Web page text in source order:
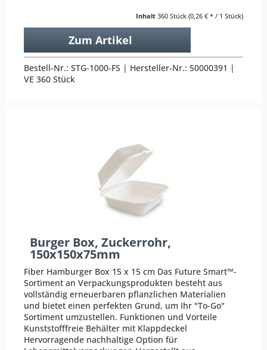
Inhalt 360 Stück (0,26 € * / 1 Stück)
Zum Artikel
Bestell-Nr.: STG-1000-FS | Hersteller-Nr.: 50000391 |
VE 360 Stück
Burger Box, Zuckerrohr,
150x150x75mm
Fiber Hamburger Box 15 x 15 cm Das Future Smart™-
Sortiment an Verpackungsprodukten besteht aus
vollständig erneuerbaren pflanzlichen Materialien
und bietet einen perfekten Grund, um Ihr "To-Go"
Sortiment umzustellen. Funktionen und Vorteile
Kunststofffreie Behälter mit Klappdeckel
Hervorragende nachhaltige Option für